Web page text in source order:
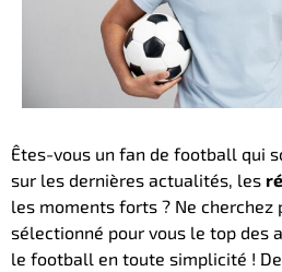
Êtes-vous un fan de football qui
sur les dernières actualités, les
les moments forts ? Ne cherchez
sélectionné pour vous le top des
le football en toute simplicité !